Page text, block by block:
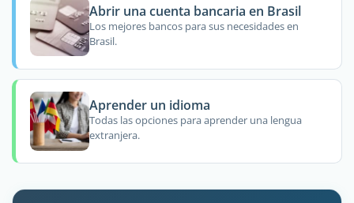
Abrir una cuenta bancaria en Brasil
Los mejores bancos para sus necesidades en
Brasil.
Aprender un idioma
Todas las opciones para aprender una lengua
extranjera.